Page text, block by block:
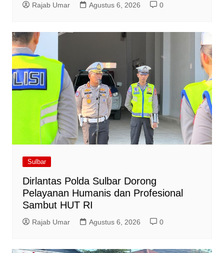
Rajab Umar Agustus 6, 2026 0
Sulbar
Dirlantas Polda Sulbar Dorong
Pelayanan Humanis dan Profesional
Sambut HUT RI
Rajab Umar Agustus 6, 2026 0